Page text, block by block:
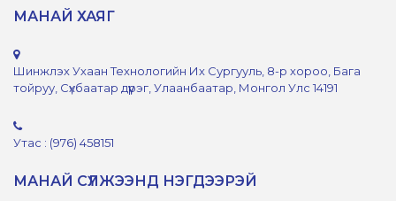
МАНАЙ ХАЯГ
Шинжлэх Ухаан Технологийн Их Сургууль, 8-р хороо, Бага
тойруу, Сүхбаатар дүүрэг, Улаанбаатар, Монгол Улс 14191
Утас : (976) 458151
МАНАЙ СҮЛЖЭЭНД НЭГДЭЭРЭЙ